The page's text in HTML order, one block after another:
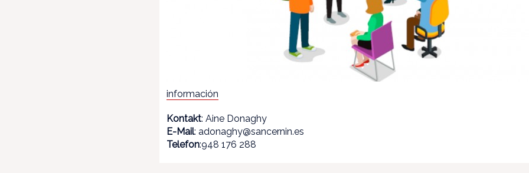
información
Kontakt: Aine Donaghy
E-Mail: adonaghy@sancernin.es
Telefon:948 176 288